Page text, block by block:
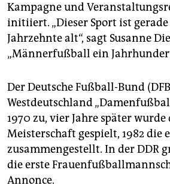
Kampagne und
initiiert. „Dieser Sport ist
Jahrzehnte alt“, sagt Susanne
„Männerfußball ein
Der Deutsche Fußball-Bund
Westdeutschland
1970 zu, vier Jahre später wurde
Meisterschaft gespielt, 1982 die
zusammengestellt. In der DDR
die erste
Annonce.